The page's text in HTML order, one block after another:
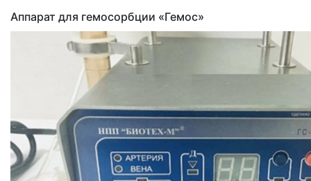
Аппарат для гемосорбции «Гемос»